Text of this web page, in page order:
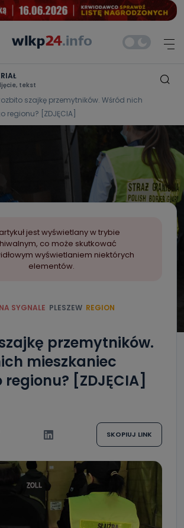
tekst
szajkę przemytników. Wśród nich
regionu? [ZDJĘCIA]
jest wyświetlany w trybie
co może skutkować
wyświetlaniem niektórych
elementów.
NA SYGNALE PLESZEW REGION
przemytników.
mieszkaniec
[ZDJĘCIA]
SKOPIUJ LINK